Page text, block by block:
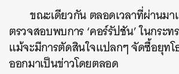
ขณะเดียวกัน ตลอดเวลาที่ผ่านมา
ตรวจสอบพบการ ‘คอร์รัปชัน’ ในกระท
แม้จะมีการตัดสินใจแปลกๆ จัดซื้อยุท
ออกมาเป็นข่าวโดยตลอด